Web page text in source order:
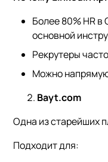
Более 80% HR
основной
Рекрутеры
Можно
Bayt.com
Одна из старейших
Подходит для: